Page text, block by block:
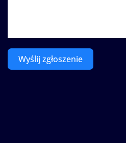
Wyślij zgłoszenie